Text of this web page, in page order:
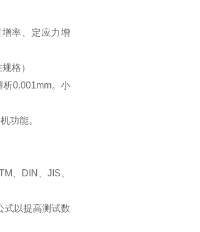
率、定应力增
格）
析0.001mm。小
功能。
、DIN、JIS、
式以提高测试数